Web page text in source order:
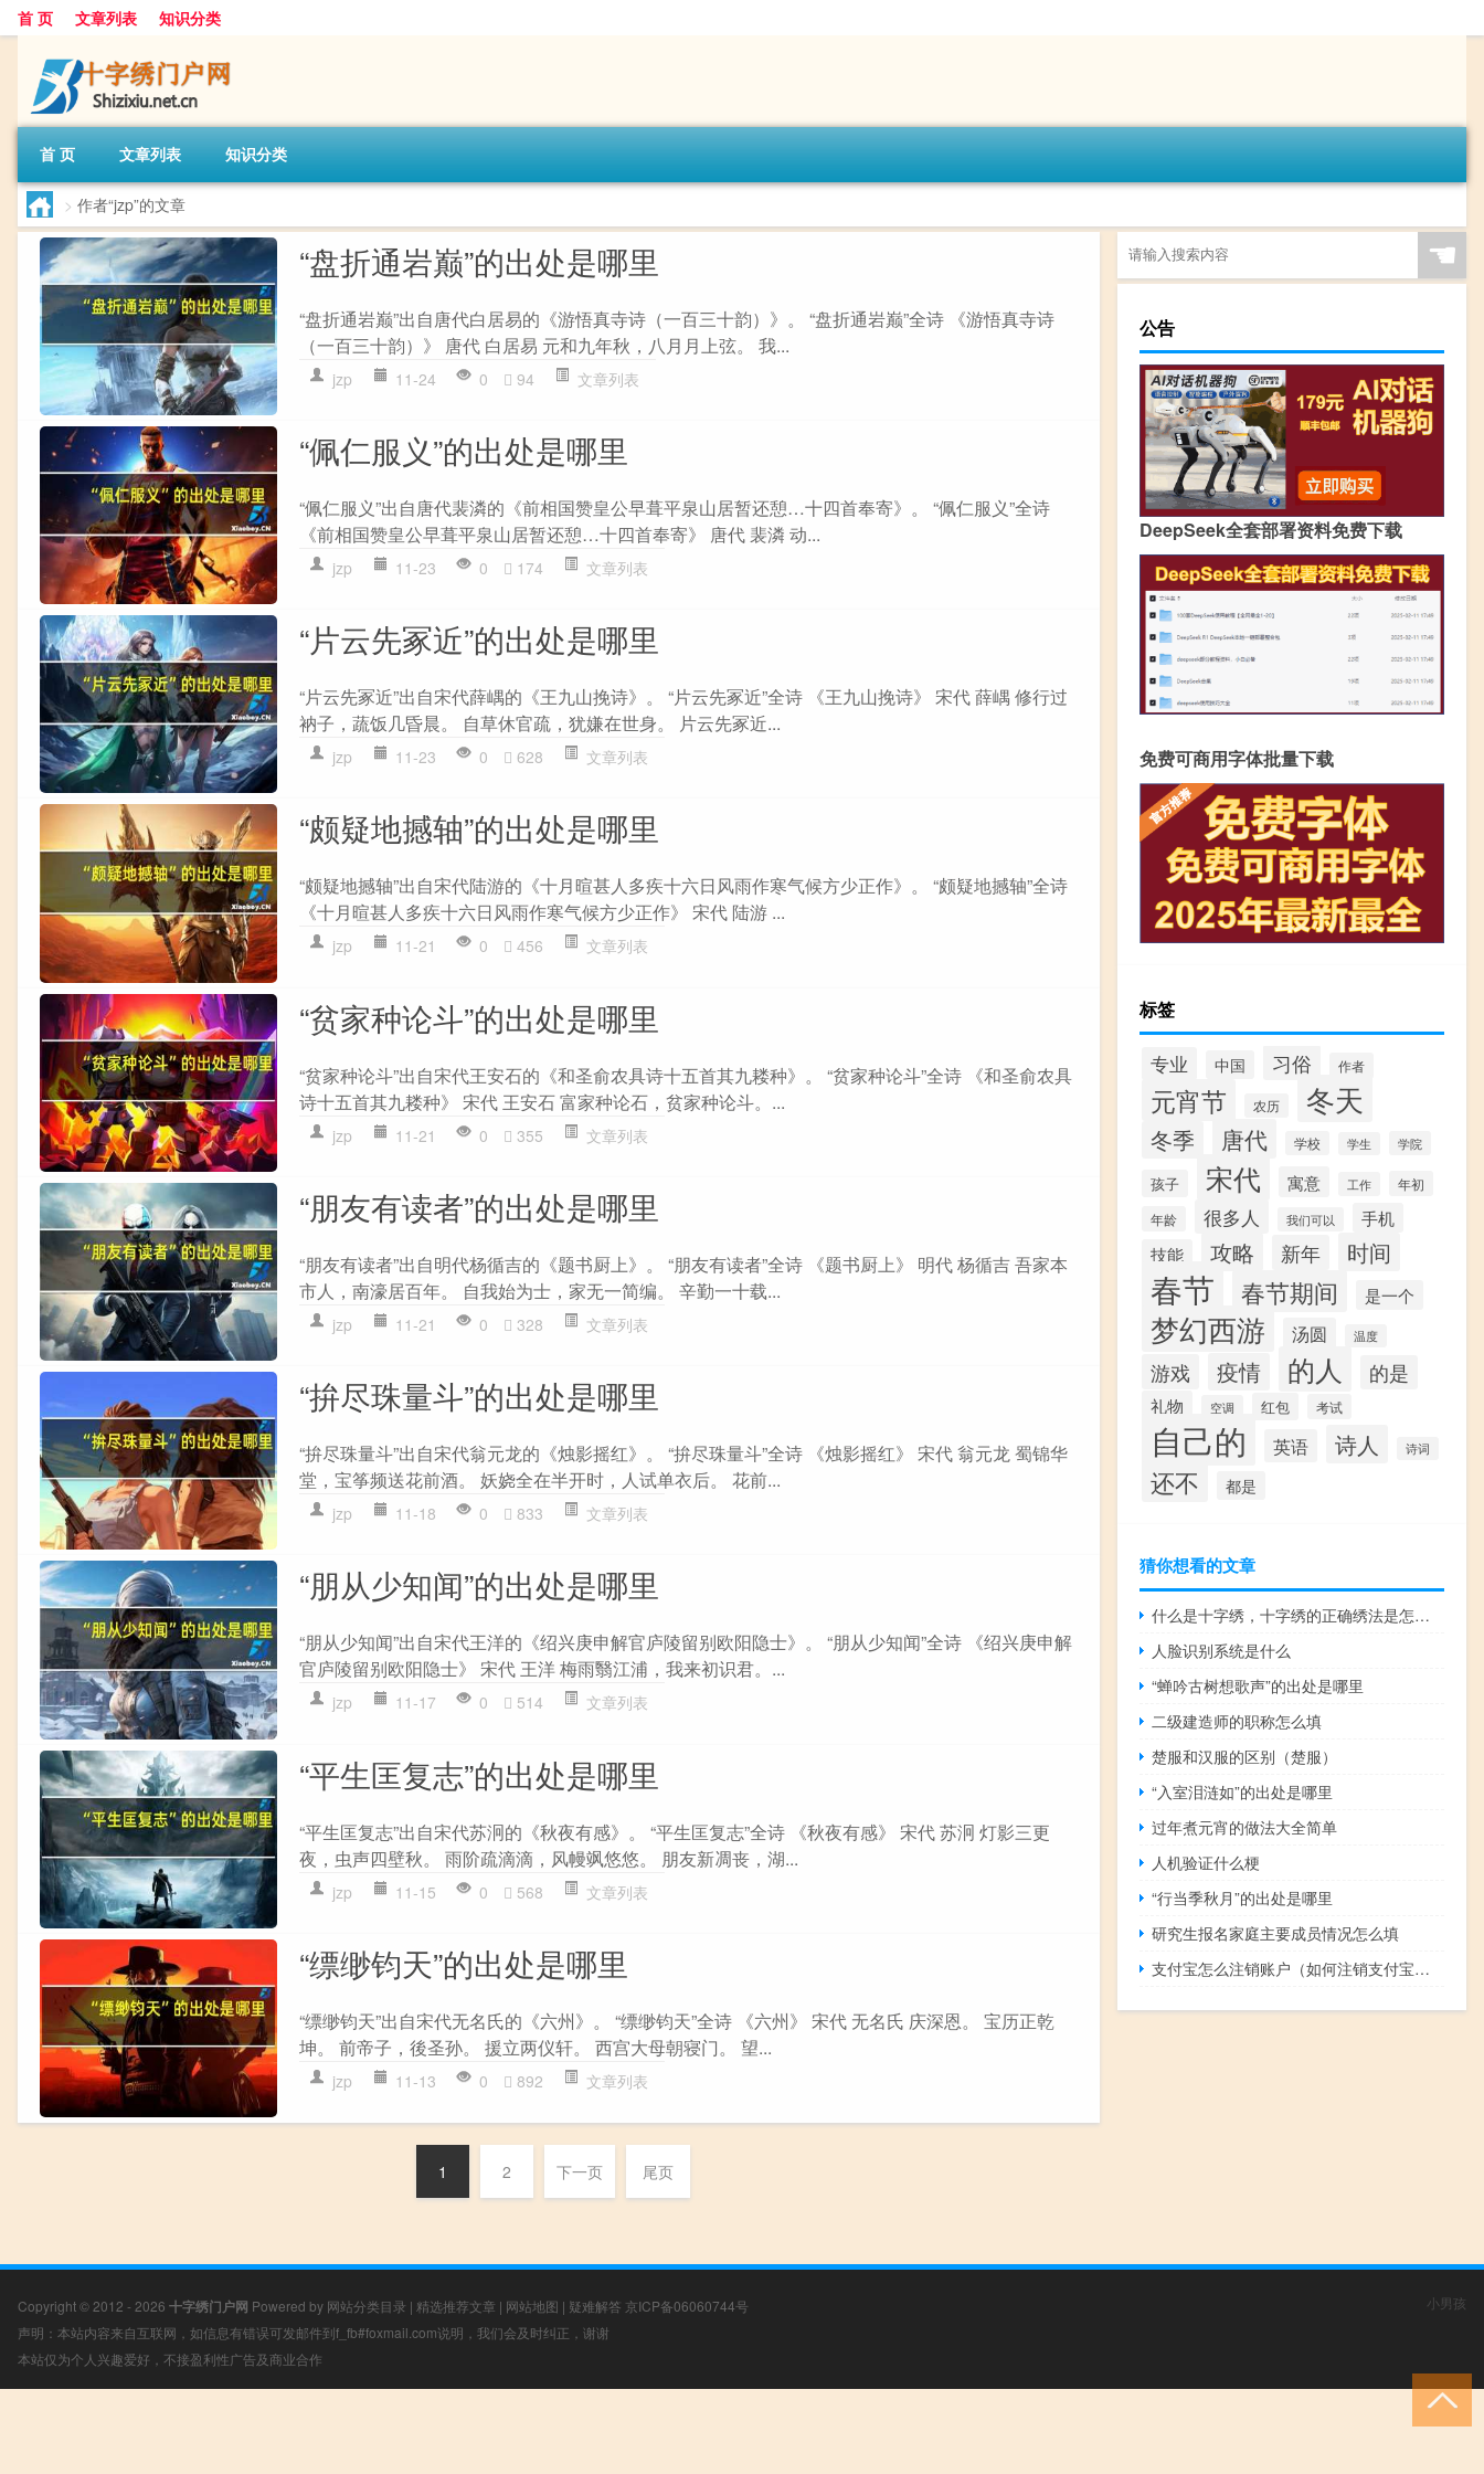
首 页 文章列表 知识分类
首 页 文章列表 知识分类
> 作者“jzp”的文章
“盘折通岩巅”的出处是哪里
“盘折通岩巅”出自唐代白居易的《游悟真寺诗（一百三十韵）》。 “盘折通岩巅”全诗 《游悟真寺诗
（一百三十韵）》 唐代 白居易 元和九年秋，八月月上弦。 我...
jzp 11-24 0 94 文章列表
“佩仁服义”的出处是哪里
“佩仁服义”出自唐代裴潾的《前相国赞皇公早葺平泉山居暂还憩…十四首奉寄》。 “佩仁服义”全诗
《前相国赞皇公早葺平泉山居暂还憩…十四首奉寄》 唐代 裴潾 动...
jzp 11-23 0 174 文章列表
“片云先冢近”的出处是哪里
“片云先冢近”出自宋代薛嵎的《王九山挽诗》。 “片云先冢近”全诗 《王九山挽诗》 宋代 薛嵎 修行过
衲子，蔬饭几昏晨。 自草休官疏，犹嫌在世身。 片云先冢近...
jzp 11-23 0 628 文章列表
“颇疑地撼轴”的出处是哪里
“颇疑地撼轴”出自宋代陆游的《十月暄甚人多疾十六日风雨作寒气候方少正作》。 “颇疑地撼轴”全诗
《十月暄甚人多疾十六日风雨作寒气候方少正作》 宋代 陆游 ...
jzp 11-21 0 456 文章列表
“贫家种论斗”的出处是哪里
“贫家种论斗”出自宋代王安石的《和圣俞农具诗十五首其九耧种》。 “贫家种论斗”全诗 《和圣俞农具
诗十五首其九耧种》 宋代 王安石 富家种论石，贫家种论斗。...
jzp 11-21 0 355 文章列表
“朋友有读者”的出处是哪里
“朋友有读者”出自明代杨循吉的《题书厨上》。 “朋友有读者”全诗 《题书厨上》 明代 杨循吉 吾家本
市人，南濠居百年。 自我始为士，家无一简编。 辛勤一十载...
jzp 11-21 0 328 文章列表
“拚尽珠量斗”的出处是哪里
“拚尽珠量斗”出自宋代翁元龙的《烛影摇红》。 “拚尽珠量斗”全诗 《烛影摇红》 宋代 翁元龙 蜀锦华
堂，宝筝频送花前酒。 妖娆全在半开时，人试单衣后。 花前...
jzp 11-18 0 833 文章列表
“朋从少知闻”的出处是哪里
“朋从少知闻”出自宋代王洋的《绍兴庚申解官庐陵留别欧阳隐士》。 “朋从少知闻”全诗 《绍兴庚申解
官庐陵留别欧阳隐士》 宋代 王洋 梅雨翳江浦，我来初识君。...
jzp 11-17 0 514 文章列表
“平生匡复志”的出处是哪里
“平生匡复志”出自宋代苏泂的《秋夜有感》。 “平生匡复志”全诗 《秋夜有感》 宋代 苏泂 灯影三更
夜，虫声四壁秋。 雨阶疏滴滴，风幔飒悠悠。 朋友新凋丧，湖...
jzp 11-15 0 568 文章列表
“缥缈钧天”的出处是哪里
“缥缈钧天”出自宋代无名氏的《六州》。 “缥缈钧天”全诗 《六州》 宋代 无名氏 庆深恩。 宝历正乾
坤。 前帝子，後圣孙。 援立两仪轩。 西宫大母朝寝门。 望...
jzp 11-13 0 892 文章列表
1 2 下一页 尾页
☚
公告
DeepSeek全套部署资料免费下载
免费可商用字体批量下载
标签
专业 中国 习俗 作者
元宵节 农历 冬天
冬季 唐代 学校 学生 学院
孩子 宋代 寓意 工作
年初
年龄
很多人 我们可以
手机
技能
攻略 新年 时间
春节 春节期间 是一个
梦幻西游 汤圆 温度
游戏 疫情 的人 的是
礼物 空调 红包 考试
自己的 英语 诗人 诗词
还不 都是
猜你想看的文章
什么是十字绣，十字绣的正确绣法是怎样绣的？
人脸识别系统是什么
“蝉吟古树想歌声”的出处是哪里
二级建造师的职称怎么填
楚服和汉服的区别（楚服）
“入室泪涟如”的出处是哪里
过年煮元宵的做法大全简单
人机验证什么梗
“行当季秋月”的出处是哪里
研究生报名家庭主要成员情况怎么填
支付宝怎么注销账户（如何注销支付宝账户）
Copyright © 2012 - 2026 十字绣门户网 Powered by 网站分类目录 | 精选推荐文章 | 网站地图 | 疑难解答 京ICP备06060744号
声明：本站内容来自互联网，如信息有错误可发邮件到f_fb#foxmail.com说明，我们会及时纠正，谢谢
本站仅为个人兴趣爱好，不接盈利性广告及商业合作
小男孩